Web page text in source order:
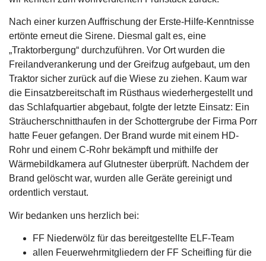
Nach einer kurzen Auffrischung der Erste-Hilfe-Kenntnisse
ertönte erneut die Sirene. Diesmal galt es, eine
„Traktorbergung“ durchzuführen. Vor Ort wurden die
Freilandverankerung und der Greifzug aufgebaut, um den
Traktor sicher zurück auf die Wiese zu ziehen. Kaum war
die Einsatzbereitschaft im Rüsthaus wiederhergestellt und
das Schlafquartier abgebaut, folgte der letzte Einsatz: Ein
Sträucherschnitthaufen in der Schottergrube der Firma Porr
hatte Feuer gefangen. Der Brand wurde mit einem HD-
Rohr und einem C-Rohr bekämpft und mithilfe der
Wärmebildkamera auf Glutnester überprüft. Nachdem der
Brand gelöscht war, wurden alle Geräte gereinigt und
ordentlich verstaut.
Wir bedanken uns herzlich bei:
FF Niederwölz für das bereitgestellte ELF-Team
allen Feuerwehrmitgliedern der FF Scheifling für die